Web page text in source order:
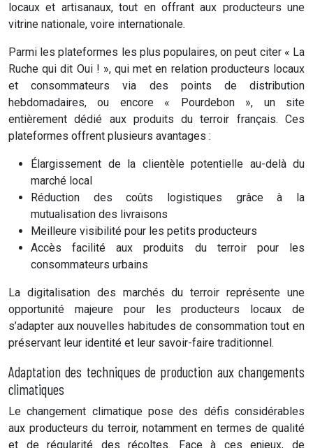
locaux et artisanaux, tout en offrant aux producteurs une
vitrine nationale, voire internationale.
Parmi les plateformes les plus populaires, on peut citer « La
Ruche qui dit Oui ! », qui met en relation producteurs locaux
et consommateurs via des points de distribution
hebdomadaires, ou encore « Pourdebon », un site
entièrement dédié aux produits du terroir français. Ces
plateformes offrent plusieurs avantages :
Élargissement de la clientèle potentielle au-delà du
marché local
Réduction des coûts logistiques grâce à la
mutualisation des livraisons
Meilleure visibilité pour les petits producteurs
Accès facilité aux produits du terroir pour les
consommateurs urbains
La digitalisation des marchés du terroir représente une
opportunité majeure pour les producteurs locaux de
s’adapter aux nouvelles habitudes de consommation tout en
préservant leur identité et leur savoir-faire traditionnel.
Adaptation des techniques de production aux changements
climatiques
Le changement climatique pose des défis considérables
aux producteurs du terroir, notamment en termes de qualité
et de régularité des récoltes. Face à ces enjeux, de